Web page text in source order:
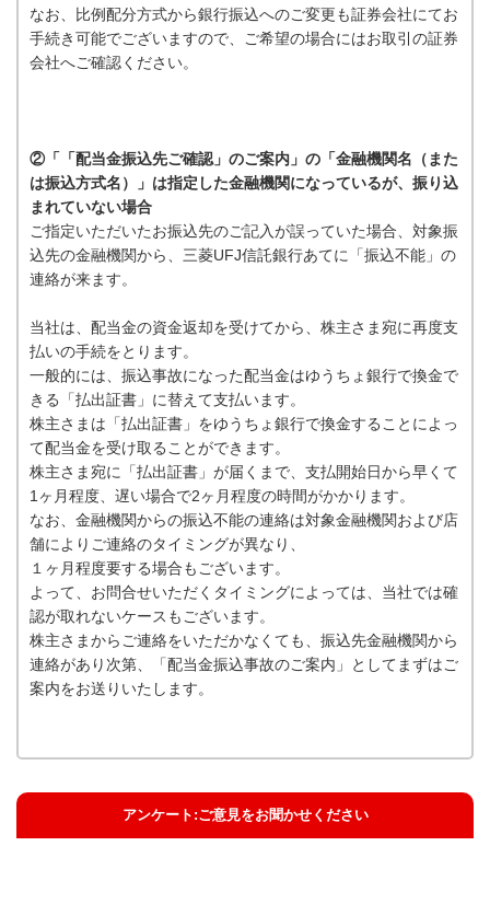
なお、比例配分方式から銀行振込へのご変更も証券会社にてお
手続き可能でございますので、ご希望の場合にはお取引の証券
会社へご確認ください。
②「「配当金振込先ご確認」のご案内」の「金融機関名（また
は振込方式名）」は指定した金融機関になっているが、振り込
まれていない場合
ご指定いただいたお振込先のご記入が誤っていた場合、対象振
込先の金融機関から、三菱UFJ信託銀行あてに「振込不能」の
連絡が来ます。
当社は、配当金の資金返却を受けてから、株主さま宛に再度支
払いの手続をとります。
一般的には、振込事故になった配当金はゆうちょ銀行で換金で
きる「払出証書」に替えて支払います。
株主さまは「払出証書」をゆうちょ銀行で換金することによっ
て配当金を受け取ることができます。
株主さま宛に「払出証書」が届くまで、支払開始日から早くて
1ヶ月程度、遅い場合で2ヶ月程度の時間がかかります。
なお、金融機関からの振込不能の連絡は対象金融機関および店
舗によりご連絡のタイミングが異なり、
１ヶ月程度要する場合もございます。
よって、お問合せいただくタイミングによっては、当社では確
認が取れないケースもございます。
株主さまからご連絡をいただかなくても、振込先金融機関から
連絡があり次第、「配当金振込事故のご案内」としてまずはご
案内をお送りいたします。
アンケート:ご意見をお聞かせください